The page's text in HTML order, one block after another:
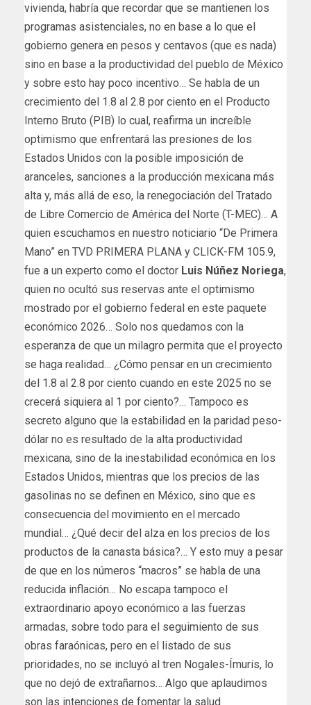
vivienda, habría que recordar que se mantienen los
programas asistenciales, no en base a lo que el
gobierno genera en pesos y centavos (que es nada)
sino en base a la productividad del pueblo de México
y sobre esto hay poco incentivo… Se habla de un
crecimiento del 1.8 al 2.8 por ciento en el Producto
Interno Bruto (PIB) lo cual, reafirma un increíble
optimismo que enfrentará las presiones de los
Estados Unidos con la posible imposición de
aranceles, sanciones a la producción mexicana más
alta y, más allá de eso, la renegociación del Tratado
de Libre Comercio de América del Norte (T-MEC)… A
quien escuchamos en nuestro noticiario “De Primera
Mano” en TVD PRIMERA PLANA y CLICK-FM 105.9,
fue a un experto como el doctor Luis Núñez Noriega,
quien no ocultó sus reservas ante el optimismo
mostrado por el gobierno federal en este paquete
económico 2026… Solo nos quedamos con la
esperanza de que un milagro permita que el proyecto
se haga realidad… ¿Cómo pensar en un crecimiento
del 1.8 al 2.8 por ciento cuando en este 2025 no se
crecerá siquiera al 1 por ciento?… Tampoco es
secreto alguno que la estabilidad en la paridad peso-
dólar no es resultado de la alta productividad
mexicana, sino de la inestabilidad económica en los
Estados Unidos, mientras que los precios de las
gasolinas no se definen en México, sino que es
consecuencia del movimiento en el mercado
mundial… ¿Qué decir del alza en los precios de los
productos de la canasta básica?… Y esto muy a pesar
de que en los números “macros” se habla de una
reducida inflación… No escapa tampoco el
extraordinario apoyo económico a las fuerzas
armadas, sobre todo para el seguimiento de sus
obras faraónicas, pero en el listado de sus
prioridades, no se incluyó al tren Nogales-Ímuris, lo
que no dejó de extrañarnos… Algo que aplaudimos
son las intenciones de fomentar la salud